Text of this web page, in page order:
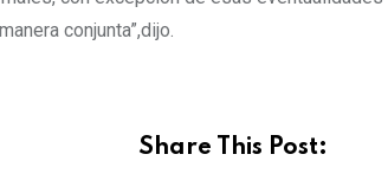
conjunta”,dijo.
Share This Post: